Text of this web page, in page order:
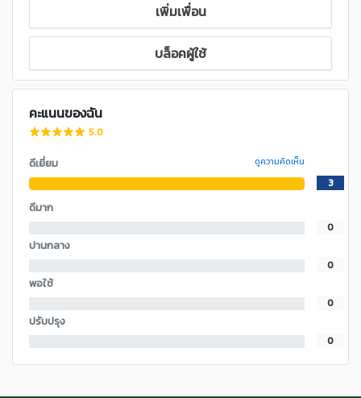
เพิ่มเพื่อน
บล็อคผู้ใช้
คะแนนของฉัน
5.0
ดีเยี่ยม ดูความคิดเห็น
3
ดีมาก
0
ปานกลาง
0
พอใช้
0
ปรับปรุง
0